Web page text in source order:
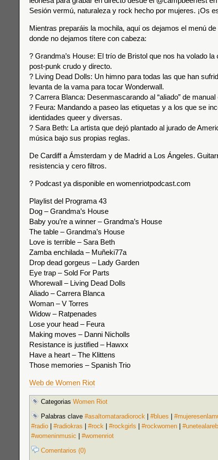
Sesión vermú, naturaleza y rock hecho por mujeres. ¡Os
Mientras preparáis la mochila, aquí os dejamos el menú
donde no dejamos títere con cabeza:
? Grandma’s House: El trío de Bristol que nos ha volado la
post-punk crudo y directo.
? Living Dead Dolls: Un himno para todas las que han
levanta de la vama para tocar Wonderwall.
? Carrera Blanca: Desenmascarando al “aliado” de
? Feura: Mandando a paseo las etiquetas y a los que se
identidades queer y diversas.
? Sara Beth: La artista que dejó plantado al jurado de
música bajo sus propias reglas.
De Cardiff a Ámsterdam y de Madrid a Los Ángeles.
resistencia y cero filtros.
? Podcast ya disponible en womenriotpodcast.com
Playlist del Programa 43
Dog – Grandma’s House
Baby you’re a winner – Grandma’s House
The table – Grandma’s House
Love is terrible – Sara Beth
Zamba enchilada – Muñeki77a
Drop dead gorgeus – Lady Garden
Eye trap – Sold For Parts
Whorewall – Living Dead Dolls
Aliado – Carrera Blanca
Woman – V Torres
Widow – Ratpenades
Lose your head – Feura
Making moves – Danni Nicholls
Resistance is justified – Hawxx
Have a heart – The Klittens
Those memories – Spanish Trio
Web de Women Riot
Categorias Women Riot
Palabras clave #asaltomataradiorock #blues
#radio
#radiokras #rock #rockgirls #rockwomen
#womeninmusic
#womenriot
Comentarios (0)